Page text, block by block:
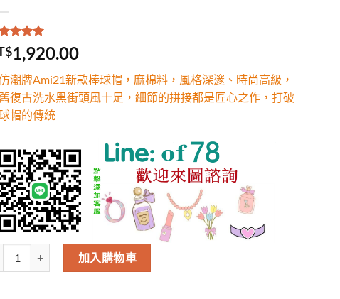
5.00/
已有位
1,920.00
潮牌Ami21新款棒球帽，麻棉料，風格深邃、時尚高級，
復古洗水黑街頭風十足，細節的拼接都是匠心之作，打破
帽的傳統
仿潮牌Ami21新款棒球帽，麻棉料，風格深邃、時尚高級，做舊復古洗水黑
加入購物車